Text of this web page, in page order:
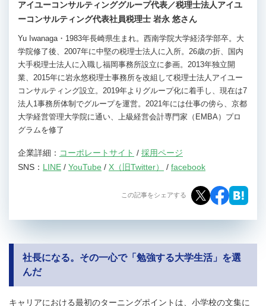
アイユーコンサルティンググループ代表／税理士法人アイユ
ーコンサルティング代表社員税理士 岩永 悠さん
Yu Iwanaga・1983年長崎県生まれ。西南学院大学経済学部卒。大
学院修了後、2007年に中堅の税理士法人に入所。26歳の折、国内
大手税理士法人に入職し福岡事務所設立に参画。2013年独立開
業、2015年に岩永悠税理士事務所を改組して税理士法人アイユー
コンサルティング設立。2019年よりグループ化に着手し、現在は7
法人1事務所体制でグループを運営。2021年には仕事の傍ら、京都
大学経営管理大学院に通い、上級経営会計専門家（EMBA）プロ
グラムを修了
企業詳細： コーポレートサイト / 採用ページ
SNS： LINE / YouTube / X（旧Twitter） / facebook
この記事をシェアする
社長になる。その一心で「勉強する大学生活」を選
んだ
キャリアにおける最初のターニングポイントは、小学校の文集に